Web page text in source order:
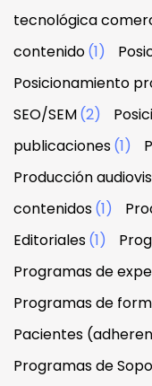
tecnológica
contenido(1)
Posicionamiento
SEO/SEM(2)
publicaciones(1)
Producción
contenidos(1)
Editoriales(1)
Programas de
Programas de
Pacientes
Programas de